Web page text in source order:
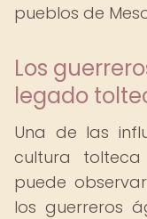
pueblos de
Los
legado
Una de las
cultura
puede
los guerreros